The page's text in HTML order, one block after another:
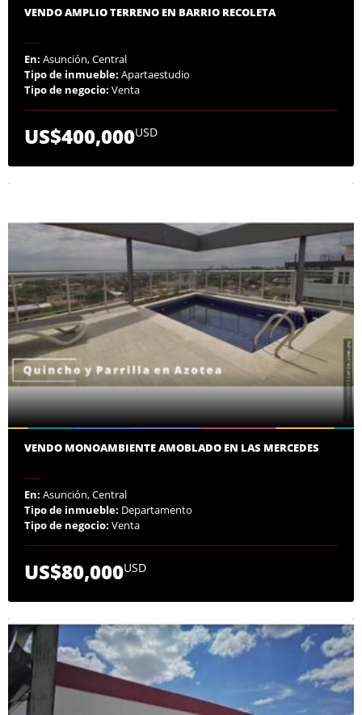
VENDO AMPLIO TERRENO EN BARRIO RECOLETA
En: Asunción, Central
Tipo de inmueble: Apartaestudio
Tipo de negocio: Venta
US$400,000USD
VENDO MONOAMBIENTE AMOBLADO EN LAS MERCEDES
En: Asunción, Central
Tipo de inmueble: Departamento
Tipo de negocio: Venta
US$80,000USD